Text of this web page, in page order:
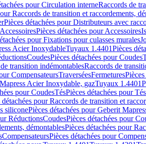
pour Circulation interneRaccords de
Raccords de transition et raccordements,
Pièces détachées pour Distributeurs avec
AccessoiresPièces détachées pour Accessoires
pour Fixations pour culasses murales
Acier InoxydableTuyaux 1.4401Pièces
CoudesPièces détachées pour Coudes
transition indémontablesRaccords de
CompensateursTraverséesFermetures
Acier Inoxydable, gazTuyaux 1.4401
pour CoudesTésPièces détachées pour Tés
détachées pour Raccords de transition et
siliconePièces détachées pour Geberit
RéductionsCoudesPièces détachées pour
démontablesPièces détachées pour
CompensateursPièces détachées pour